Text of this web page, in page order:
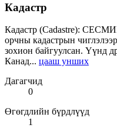
Кадастр
Кадастр (Cadastre):
орчны кадастрын
зохион байгуулсан. Үүнд
Канад... цааш унших
Дагагчид
0
Өгөгдлийн бүрдлүүд
1